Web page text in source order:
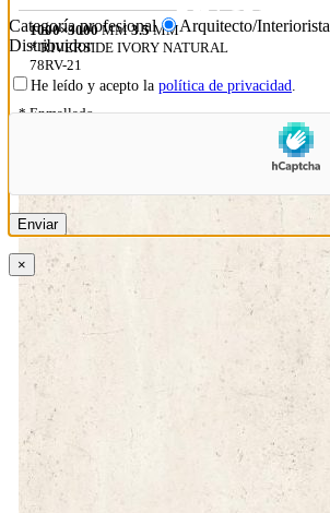
1000×3000MM3.5MM
* RIVERSIDE IVORY NATURAL
78RV-21
* Enmallado
Categoría profesional Arquitecto/Interiorista
Distribuidor
He leído y acepto la política de privacidad
×